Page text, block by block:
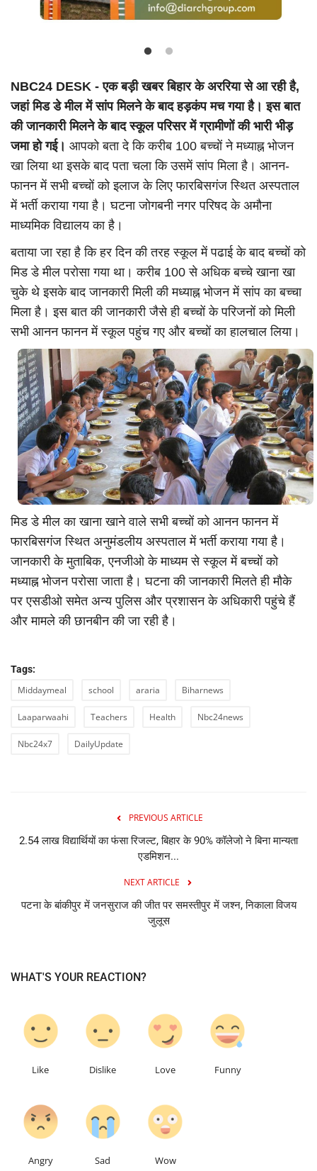
NBC24 DESK - एक बड़ी खबर बिहार के अररिया से आ रही है,
जहां मिड डे मील में सांप मिलने के बाद हड़कंप मच गया है। इस बात
की जानकारी मिलने के बाद स्कूल परिसर में ग्रामीणों की भारी भीड़
जमा हो गई। आपको बता दे कि करीब 100 बच्चों ने मध्याह्न भोजन
खा लिया था इसके बाद पता चला कि उसमें सांप मिला है। आनन-
फानन में सभी बच्चों को इलाज के लिए फारबिसगंज स्थित अस्पताल
में भर्ती कराया गया है। घटना जोगबनी नगर परिषद के अमौना
माध्यमिक विद्यालय का है।
बताया जा रहा है कि हर दिन की तरह स्कूल में पढाई के बाद बच्चों को
मिड डे मील परोसा गया था। करीब 100 से अधिक बच्चे खाना खा
चुके थे इसके बाद जानकारी मिली की मध्याह्न भोजन में सांप का बच्चा
मिला है। इस बात की जानकारी जैसे ही बच्चों के परिजनों को मिली
सभी आनन फानन में स्कूल पहुंच गए और बच्चों का हालचाल लिया।
मिड डे मील का खाना खाने वाले सभी बच्चों को आनन फानन में
फारबिसगंज स्थित अनुमंडलीय अस्पताल में भर्ती कराया गया है।
जानकारी के मुताबिक, एनजीओ के माध्यम से स्कूल में बच्चों को
मध्याह्न भोजन परोसा जाता है। घटना की जानकारी मिलते ही मौके
पर एसडीओ समेत अन्य पुलिस और प्रशासन के अधिकारी पहुंचे हैं
और मामले की छानबीन की जा रही है।
Tags:
Middaymeal school araria Biharnews
Laaparwaahi Teachers Health Nbc24news
Nbc24x7 DailyUpdate
PREVIOUS ARTICLE
2.54 लाख विद्यार्थियों का फंसा रिजल्ट, बिहार के 90% कॉलेजो ने बिना मान्यता
एडमिशन...
NEXT ARTICLE
पटना के बांकीपुर में जनसुराज की जीत पर समस्तीपुर में जश्न, निकाला विजय
जुलूस
WHAT'S YOUR REACTION?
Like Dislike Love Funny
Angry Sad Wow